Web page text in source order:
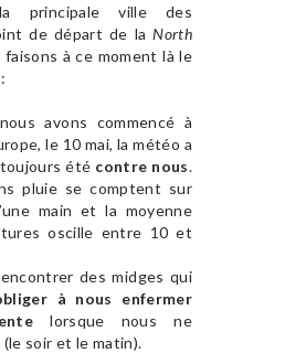
principale ville des
de départ de laNorth
faisons à ce moment là le
avons commencé à
le 10 mai, la météo a
été contre nous.
pluie se comptent sur
main et la moyenne
oscille entre 10 et
des midges qui
à nous enfermer
lorsque nous ne
soir et le matin).